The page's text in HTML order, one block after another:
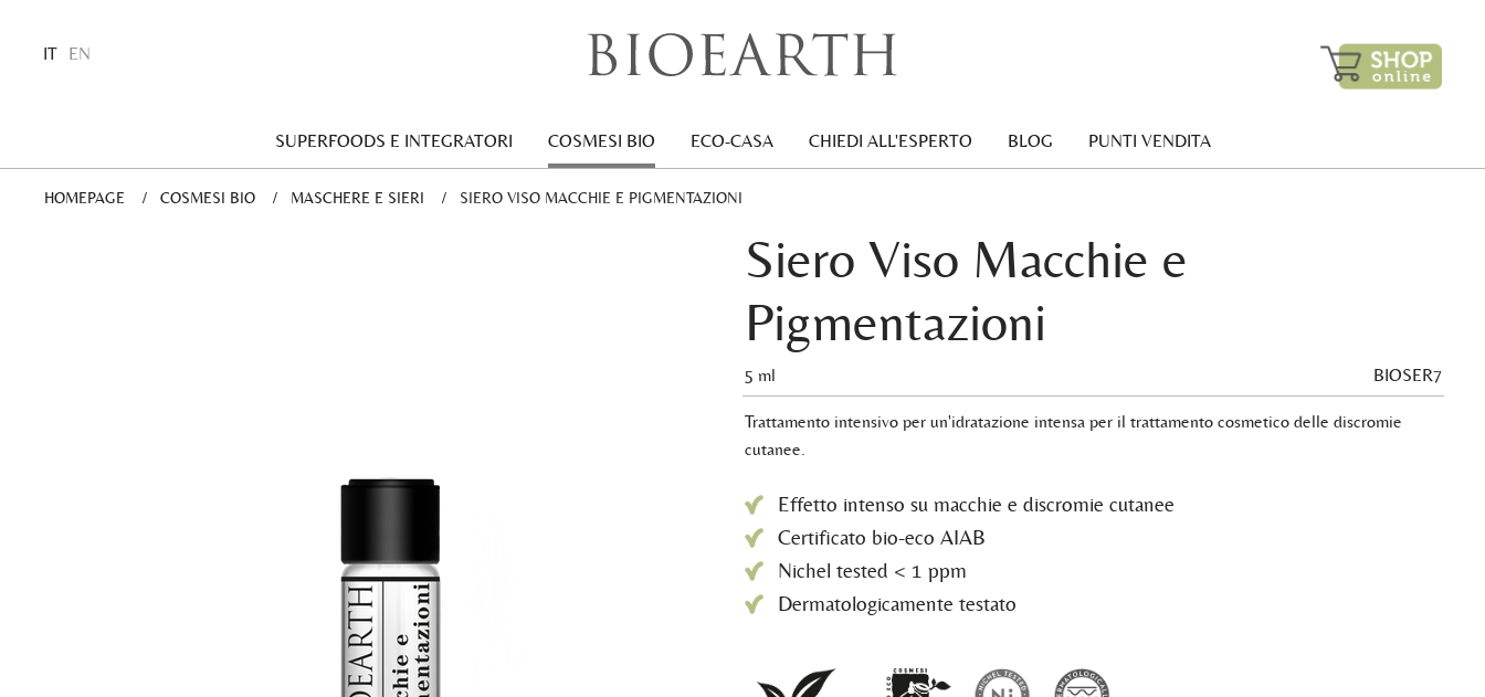
IT EN
SUPERFOODS E INTEGRATORI COSMESI BIO ECO-CASA CHIEDI ALL'ESPERTO BLOG PUNTI VENDITA
HOMEPAGE COSMESI BIO MASCHERE E SIERI CURRENT:
SIERO VISO MACCHIE E PIGMENTAZIONI
Siero Viso Macchie e
Pigmentazioni
5 ml BIOSER7
Trattamento intensivo per un'idratazione intensa per il trattamento cosmetico delle discromie
cutanee.
Effetto intenso su macchie e discromie cutanee
Certificato bio-eco AIAB
Nichel tested < 1 ppm
Dermatologicamente testato